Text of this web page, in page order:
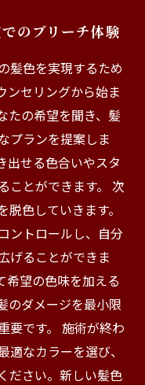
のブリーチ体験
髪色を実現するため
ンセリングから始ま
たの希望を聞き、髪
プランを提案しま
出せる色合いやスタ
ことができます。 次
色していきます。
ントロールし、自分
げることができま
希望の色味を加える
のダメージを最小限
要です。 施術が終わ
適なカラーを選び、
ださい。新しい髪色